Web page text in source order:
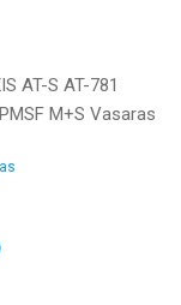
AT-S AT-781
M+S Vasaras